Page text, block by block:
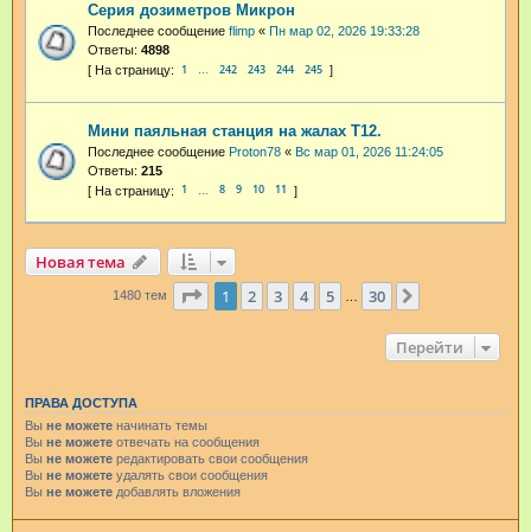
Серия дозиметров Микрон
Последнее сообщение flimp « Пн мар 02, 2026 19:33:28
Ответы: 4898
1 … 242 243 244 245
Мини паяльная станция на жалах T12.
Последнее сообщение Proton78 « Вс мар 01, 2026 11:24:05
Ответы: 215
1 8 9 10 11
Новая тема
1480 тем Страница из 30
1 2 3 4 5 … 30
Перейти
ПРАВА ДОСТУПА
Вы не можете начинать темы
Вы не можете отвечать на сообщения
Вы не можете редактировать свои сообщения
Вы не можете удалять свои сообщения
Вы не можете добавлять вложения